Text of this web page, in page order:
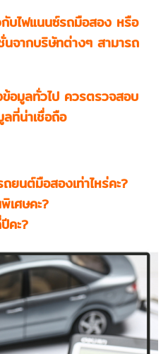
บไฟแนนซ์รถมือสอง หรือ
นจากบริษัทต่างๆ สามารถ
อมูลทั่วไป ควรตรวจสอบ
ที่น่าเชื่อถือ
นต์มือสองเท่าไหร่คะ?
เศษคะ?
คะ?